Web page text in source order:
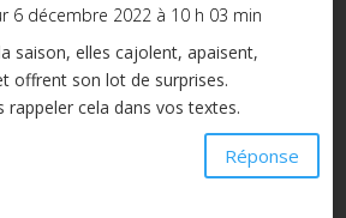
6 décembre 2022 à 10 h 03 min
saison, elles cajolent, apaisent,
offrent son lot de surprises.
rappeler cela dans vos textes.
Réponse